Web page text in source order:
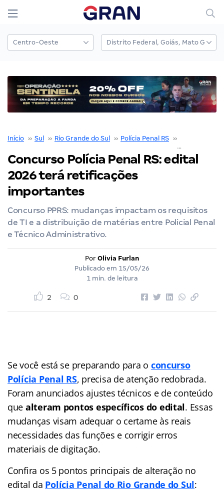
Início ›› Sul ›› Rio Grande do Sul ›› Polícia Penal RS ››
Concurso Polícia Penal RS: edital
2026 terá retificações
importantes
Concurso PPRS: mudanças impactam os requisitos
de TI e a distribuição de matérias entre Policial Penal
e Técnico Administrativo.
Por Olivia Furlan
Publicado em 15/05/26
1 min. de leitura
2 0
Se você está se preparando para o concurso
Polícia Penal RS, precisa de atenção redobrada.
Foram anunciados ajustes técnicos e de conteúdo
que alteram pontos específicos do edital. Essas
mudanças visam adequar o certame às reais
necessidades das funções e corrigir erros
materiais de digitação.
Confira os 5 pontos principais de alteração no
edital da Polícia Penal do Rio Grande do Sul: